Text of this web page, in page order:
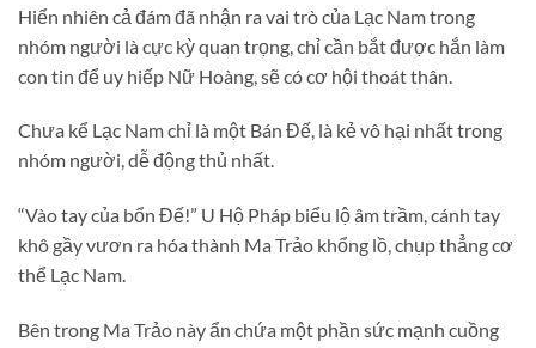
Hiển nhiên cả đám đã nhận ra vai trò của Lạc Nam trong
nhóm người là cực kỳ quan trọng, chỉ cần bắt được hắn làm
con tin để uy hiếp Nữ Hoàng, sẽ có cơ hội thoát thân.
Chưa kể Lạc Nam chỉ là một Bán Đế, là kẻ vô hại nhất trong
nhóm người, dễ động thủ nhất.
“Vào tay của bổn Đế!” U Hộ Pháp biểu lộ âm trầm, cánh tay
khô gầy vươn ra hóa thành Ma Trảo khổng lồ, chụp thẳng cơ
thể Lạc Nam.
Bên trong Ma Trảo này ẩn chứa một phần sức mạnh cuồng